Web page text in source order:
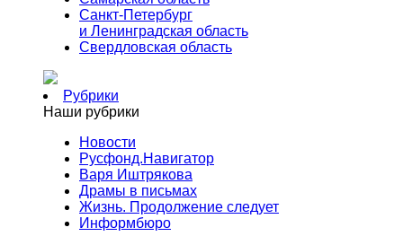
Санкт-Петербург
и Ленинградская область
Свердловская область
Рубрики
Наши рубрики
Новости
Русфонд.Навигатор
Варя Иштрякова
Драмы в письмах
Жизнь. Продолжение следует
Информбюро